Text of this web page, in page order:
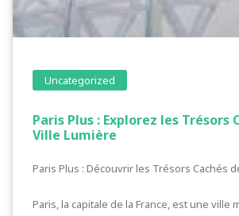
Uncategorized
Paris Plus : Explorez les Trésors
Ville Lumière
Paris Plus : Découvrir les Trésors Cachés
Paris, la capitale de la France, est une ville